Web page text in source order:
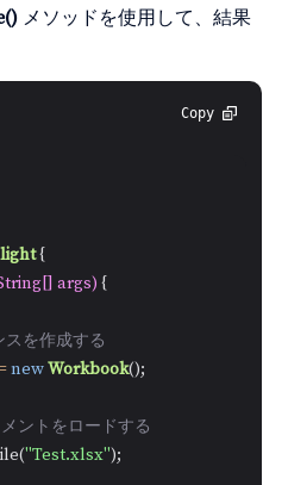
メソッドを使用して、結果
Copy
{
args) {
を作成する
newWorkbook();
ントをロードする
"Test.xlsx");